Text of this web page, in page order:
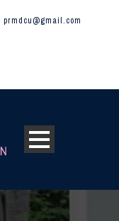
prmdcu@gmail.com